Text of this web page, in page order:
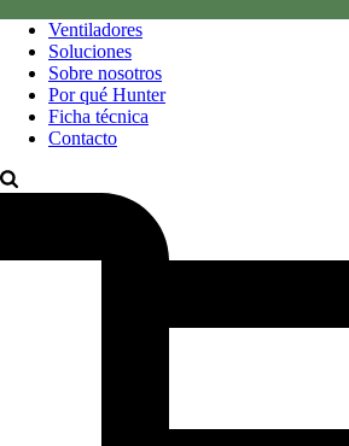
Ventiladores
Soluciones
Sobre nosotros
Por qué Hunter
Ficha técnica
Contacto